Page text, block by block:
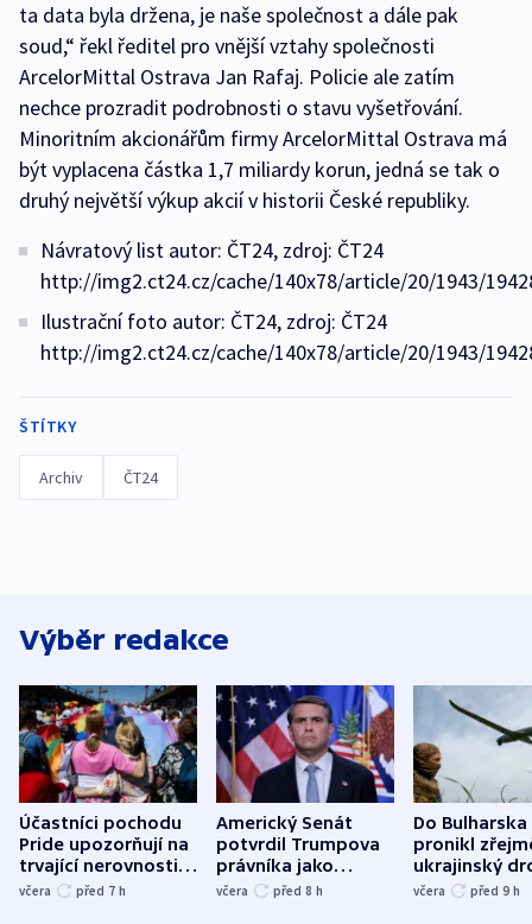
ta data byla držena, je naše společnost a dále pak
soud,“ řekl ředitel pro vnější vztahy společnosti
ArcelorMittal Ostrava Jan Rafaj. Policie ale zatím
nechce prozradit podrobnosti o stavu vyšetřování.
Minoritním akcionářům firmy ArcelorMittal Ostrava má
být vyplacena částka 1,7 miliardy korun, jedná se tak o
druhý největší výkup akcií v historii České republiky.
Návratový list autor: ČT24, zdroj: ČT24
http://img2.ct24.cz/cache/140x78/article/20/1943/
Ilustrační foto autor: ČT24, zdroj: ČT24
http://img2.ct24.cz/cache/140x78/article/20/1943/
ŠTÍTKY
Archiv ČT24
Výběr redakce
Účastníci pochodu
Pride upozorňují na
trvající nerovnosti i
společenskou
včera před 7 h
Americký Senát
potvrdil Trumpova
právníka jako
ministra
včera před 8 h
Do Bulharska
pronikl
ukrajinský
explodoval
včera před 9 h